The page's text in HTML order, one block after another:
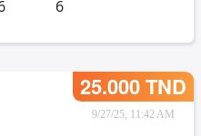
25.000 TND
9/27/25, 11:42 AM